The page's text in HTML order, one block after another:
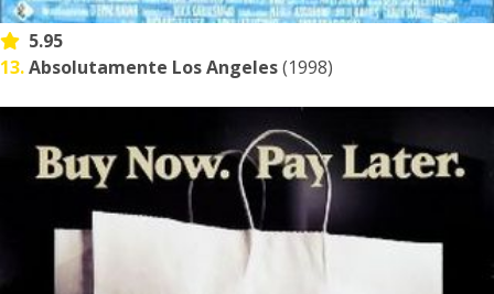
5.95
13.Absolutamente Los Angeles(1998)